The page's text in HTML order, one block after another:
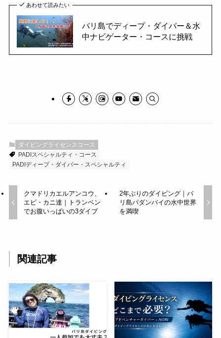
あわせて読みたい
バリ島でディープ・ダイバー＆水
中ナビゲーター・コースに挑戦
ダイビングライセンスコース
PADIスペシャルティ・コース
PADIディープ・ダイバー・スペシャルティ
クマドリカエルアンコウ、
エビ・カニ達｜トランベン
でお腹いっぱいの3ダイブ
2年ぶりのダイビング｜バ
リ島パダンバイの水中世界
を満喫
関連記事